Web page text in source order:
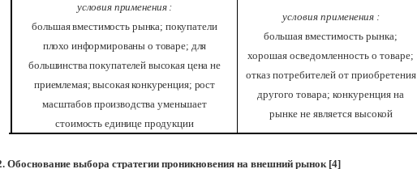
условия применения :
большая вместимость рынка; покупатели
плохо информированы о товаре; для
большинства покупателей высокая цена не
приемлемая; высокая конкуренция; рост
масштабов производства уменьшает
стоимость единице продукции
условия применения :
большая вместимость рынка;
хорошая осведомленность о товаре;
отказ потребителей от приобретения
другого товара; конкуренция на
рынке не является высокой
Обоснование выбора стратегии проникновения на внешний рынок [4]